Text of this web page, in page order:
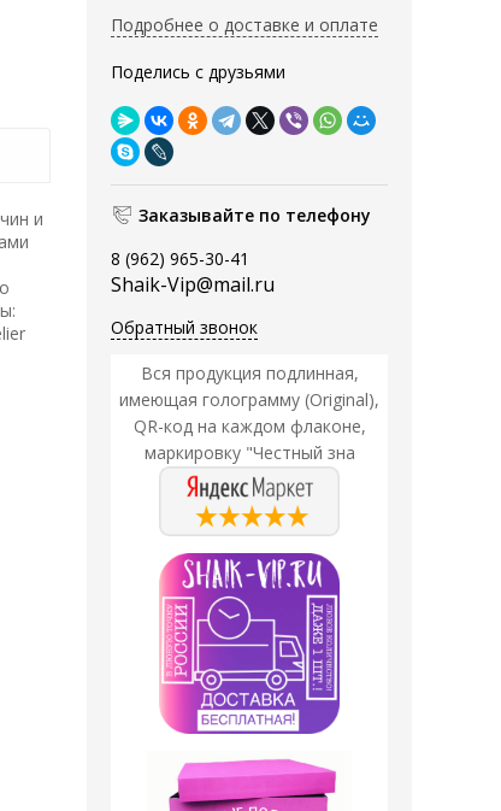
Подробнее о доставке и оплате
Поделись с друзьями
Заказывайте по телефону
8 (962) 965-30-41
Shaik-Vip@mail.ru
Обратный звонок
Вся продукция подлинная,
имеющая голограмму (Original),
QR-код на каждом флаконе,
маркировку "Честный зна
и